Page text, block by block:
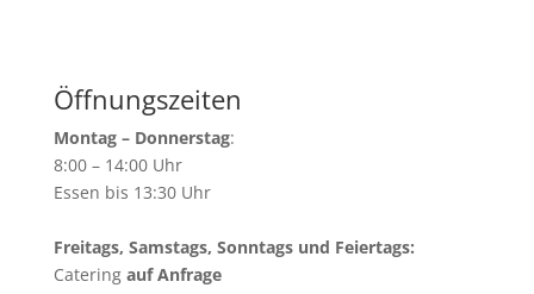
Öffnungszeiten
Montag – Donnerstag:
8:00 – 14:00 Uhr
Essen bis 13:30 Uhr
Freitags, Samstags, Sonntags und Feiertags:
Catering auf Anfrage